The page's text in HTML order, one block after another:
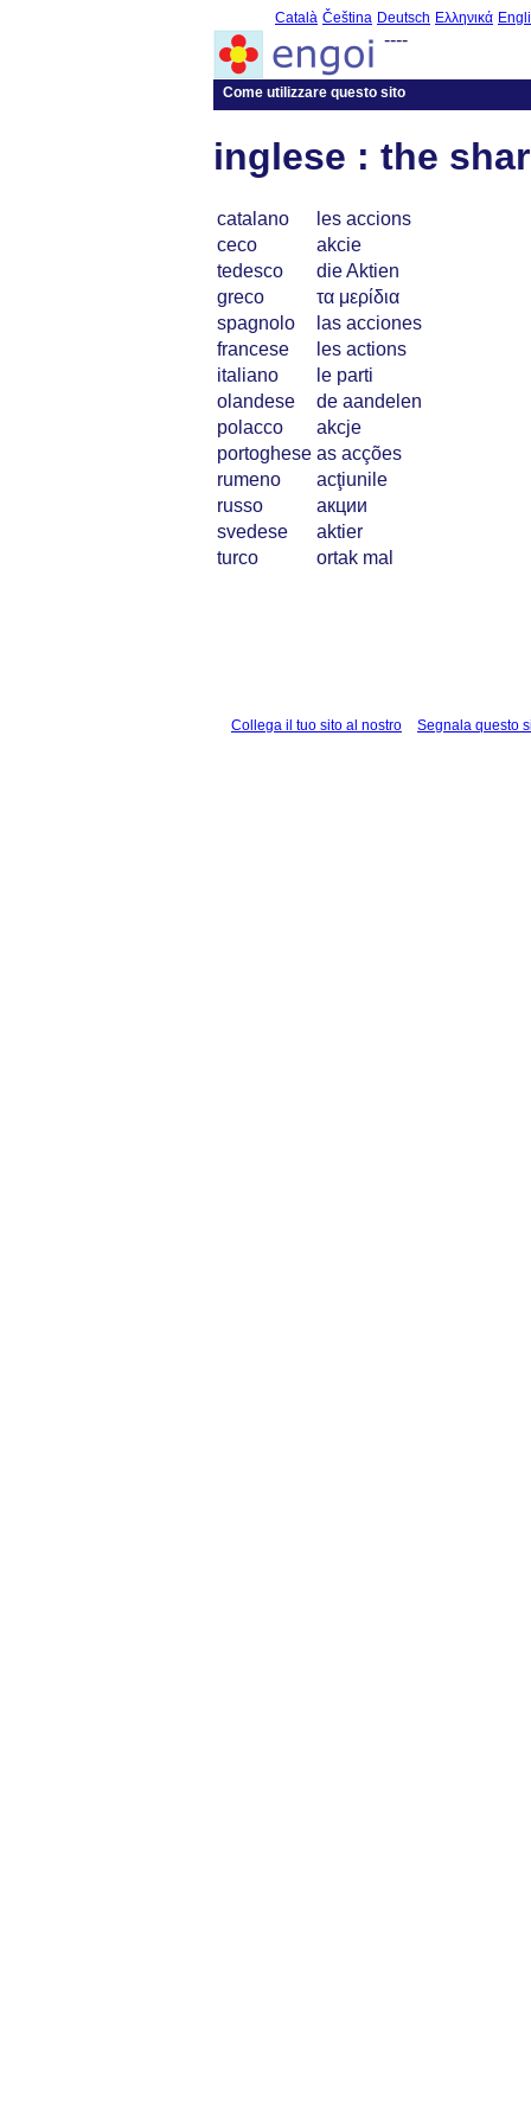
Català Čeština Deutsch Ελληνικά
----
Come utilizzare questo sito
inglese : the
catalano
les accions
ceco
akcie
tedesco
die Aktien
greco
τα μερίδια
spagnolo
las acciones
francese
les actions
italiano
le parti
olandese
de aandelen
polacco
akcje
portoghese as acções
rumeno
acţiunile
russo
акции
svedese
aktier
turco
ortak mal
Collega il tuo sito al nostro Segnala questo